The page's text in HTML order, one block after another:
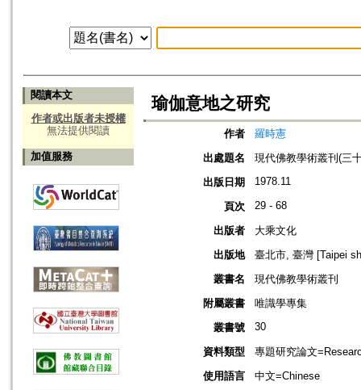
閱讀本文
作者或出版者未授權
無法提供閱讀
加值服務
瑜伽意地之研究
作者
羅時憲
出處題名
現代佛教學術叢刊(三
出版日期
1978.11
頁次 29 - 68
出版者
大乘文化
出版地
臺北市, 臺灣 [Taipei
叢書名
現代佛教學術叢刊
附屬叢書
唯識學專集
叢書號
30
資料類型
專題研究論文
使用語言
中文=Chinese